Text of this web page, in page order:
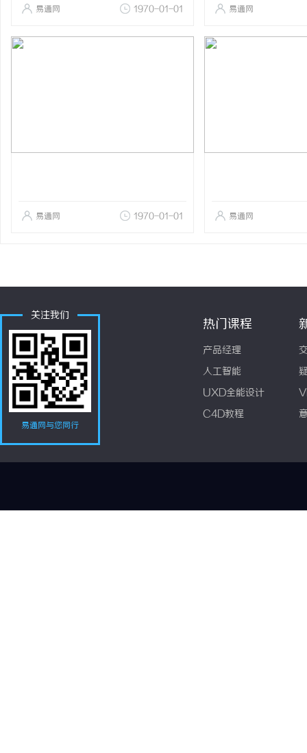
易通网 1970-01-01 易通网
易通网 1970-01-01 易通网
关注我们
易通网与您同行
热门课程
产品经理
人工智能
UXD全能设计
C4D教程